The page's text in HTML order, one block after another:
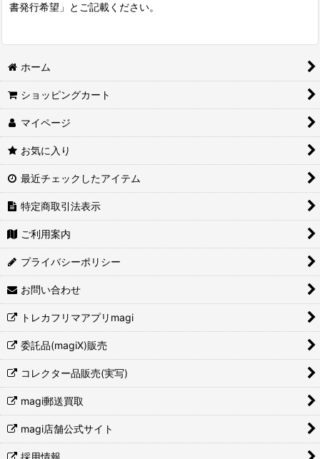
書発行希望」とご記載ください。
ホーム
ショッピングカート
マイページ
お気に入り
最近チェックしたアイテム
特定商取引法表示
ご利用案内
プライバシーポリシー
お問い合わせ
トレカフリマアプリmagi
委託品(magiX)販売
コレクター品販売(実写)
magi郵送買取
magi店舗公式サイト